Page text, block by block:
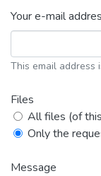
Your e-mail
This email address
Files
All files (of
Only the
Message